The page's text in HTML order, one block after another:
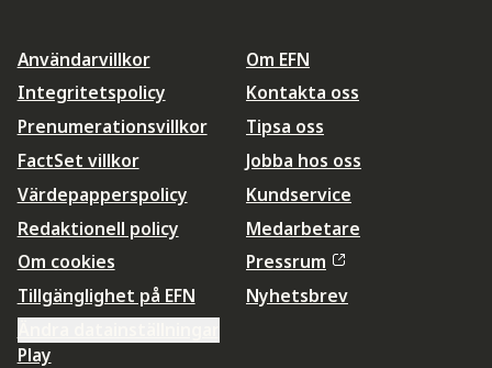
Användarvillkor
Integritetspolicy
Prenumerationsvillkor
FactSet villkor
Värdepapperspolicy
Redaktionell policy
Om cookies
Tillgänglighet på EFN
Om EFN
Kontakta oss
Tipsa oss
Jobba hos oss
Kundservice
Medarbetare
Pressrum
Nyhetsbrev
Play